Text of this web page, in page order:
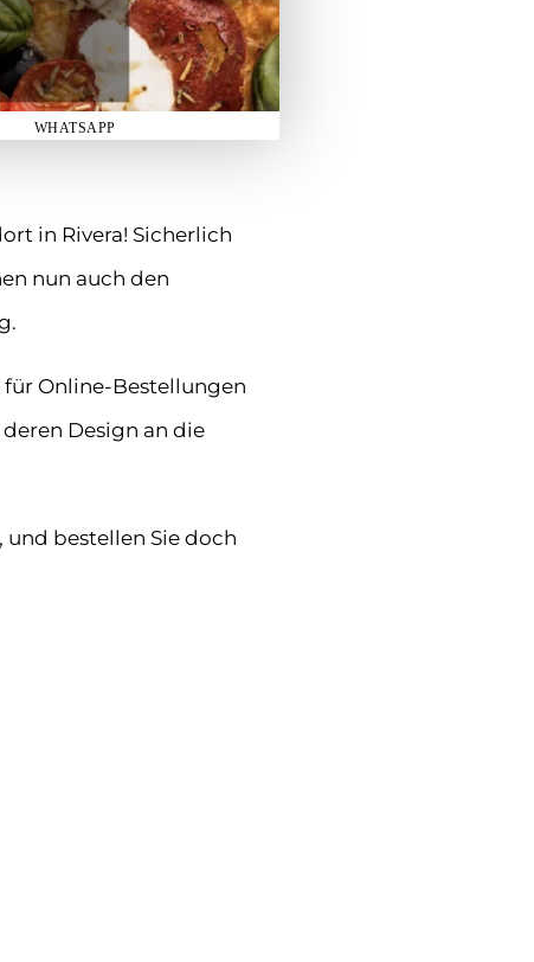
WHATSAPP
in Rivera! Sicherlich
nun auch den
Online-Bestellungen
Design an die
, und bestellen Sie doch